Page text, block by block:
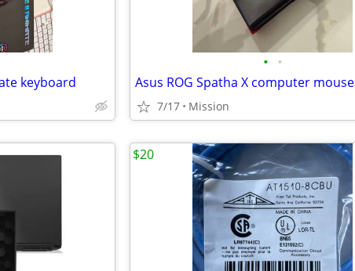
keyboard
• •
Asus ROG Spatha X computer mouse
7/17 Mission
$20